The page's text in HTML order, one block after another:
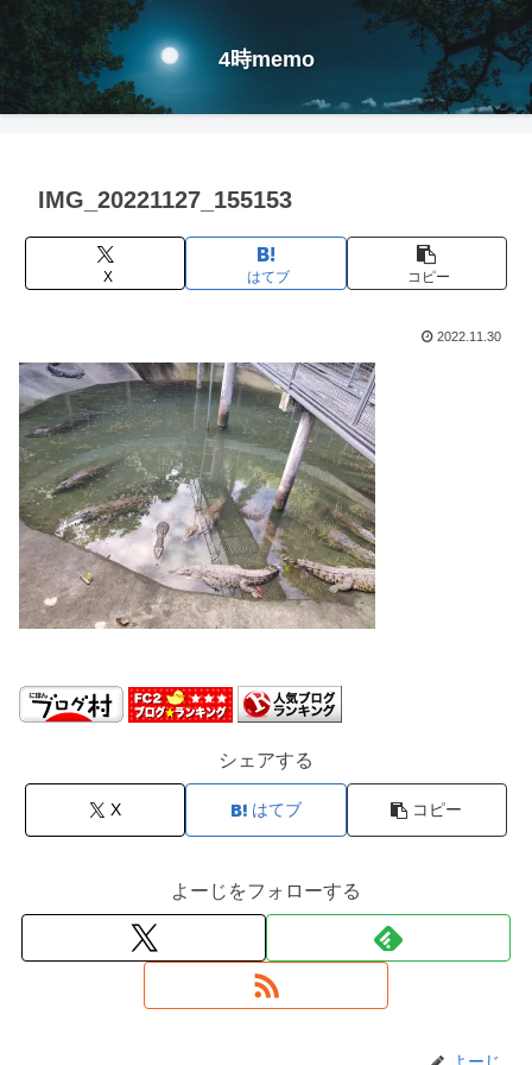
4時memo
IMG_20221127_155153
X はてブ コピー
2022.11.30
シェアする
X はてブ コピー
よーじをフォローする